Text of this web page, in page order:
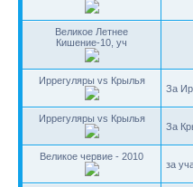
Великое Летнее
Кишение-10, уч
Иррегуляры vs Крылья
За
Иррегуляры vs Крылья
За
Великое червие - 2010
за